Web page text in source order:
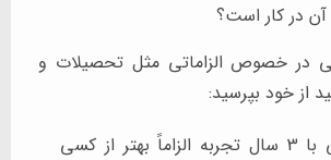
آن در کار است؟
در خصوص الزاماتی مثل تحصیلات و
از خود بپرسید:
آیا شخصی با 3 سال تجربه الزاماً بهتر از کسی